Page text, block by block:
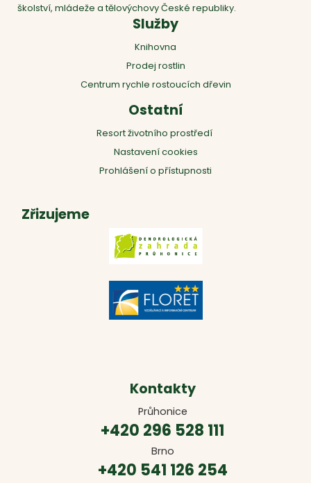
školství, mládeže a tělovýchovy České republiky.
Služby
Knihovna
Prodej rostlin
Centrum rychle rostoucích dřevin
Ostatní
Resort životního prostředí
Nastavení cookies
Prohlášení o přístupnosti
Zřizujeme
Kontakty
Průhonice
+420 296 528 111
Brno
+420 541 126 254